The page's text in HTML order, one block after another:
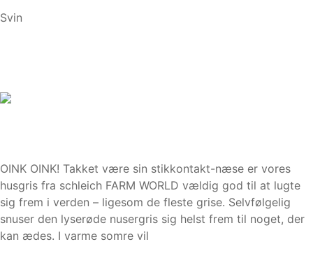
Svin
OINK OINK! Takket være sin stikkontakt-næse er vores
husgris fra schleich FARM WORLD vældig god til at lugte
sig frem i verden – ligesom de fleste grise. Selvfølgelig
snuser den lyserøde nusergris sig helst frem til noget, der
kan ædes. I varme somre vil